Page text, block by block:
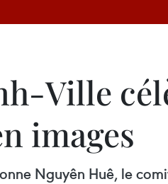
Ville
images
Nguyên Huê, le